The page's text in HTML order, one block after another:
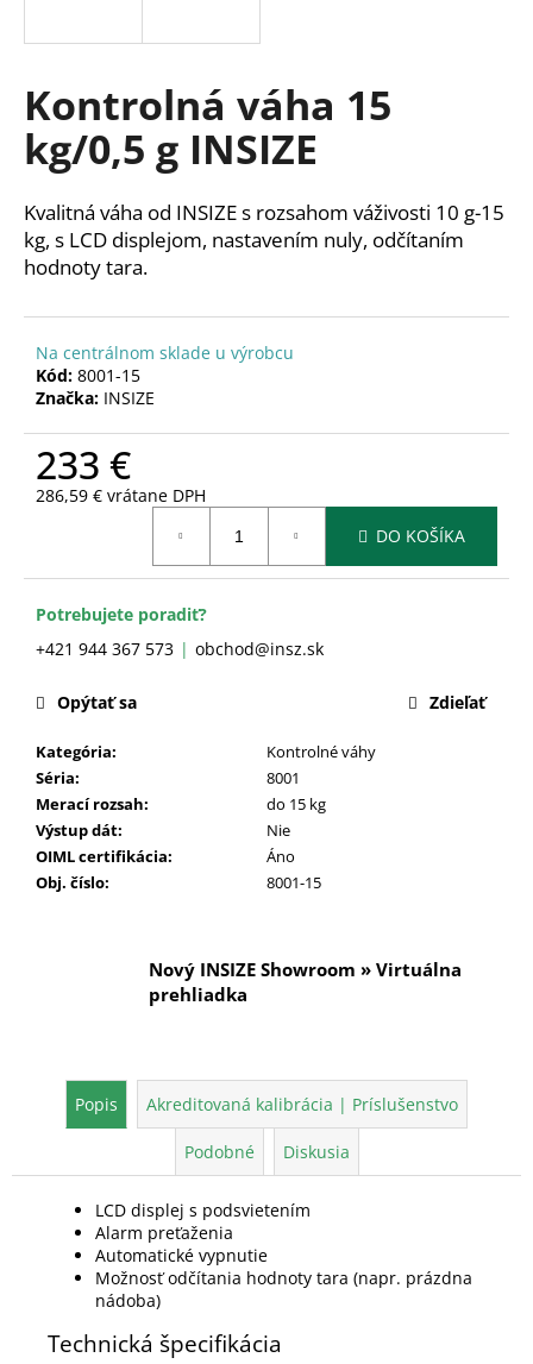
Kontrolná váha 15
kg/0,5 g INSIZE
Kvalitná váha od INSIZE s rozsahom váživosti 10 g-15
kg, s LCD displejom, nastavením nuly, odčítaním
hodnoty tara.
Na centrálnom sklade u výrobcu
Kód: 8001-15
Značka: INSIZE
233 €
286,59 € vrátane DPH
DO KOŠÍKA
Potrebujete poradiť?
+421 944 367 573
obchod@insz.sk
Kategória:
Kontrolné váhy
Séria:
8001
Merací rozsah:
do 15 kg
Výstup dát:
Nie
OIML certifikácia:
Áno
Obj. číslo: 8001-15
Opýtať sa Zdieľať
Nový INSIZE Showroom » Virtuálna
prehliadka
Popis Akreditovaná kalibrácia | Príslušenstvo
Podobné Diskusia
LCD displej s podsvietením
Alarm preťaženia
Automatické vypnutie
Možnosť odčítania hodnoty tara (napr. prázdna
nádoba)
Technická špecifikácia
s
ť
?
O
d
p
ú
m
e